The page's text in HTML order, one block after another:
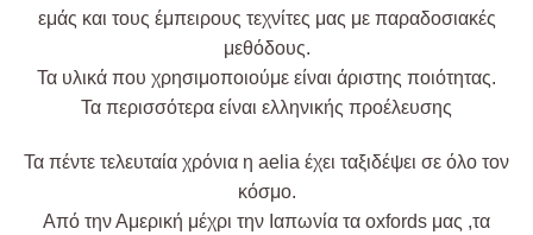
εμάς και τους έμπειρους τεχνίτες μας με παραδοσιακές
μεθόδους.
Τα υλικά που χρησιμοποιούμε είναι άριστης ποιότητας.
Τα περισσότερα είναι ελληνικής προέλευσης
Τα πέντε τελευταία χρόνια η aelia έχει ταξιδέψει σε όλο τον
κόσμο.
Από την Αμερική μέχρι την Ιαπωνία τα oxfords μας ,τα